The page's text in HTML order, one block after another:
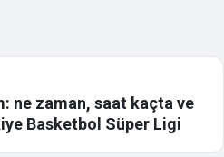
ne zaman, saat kaçta ve
Basketbol Süper Ligi